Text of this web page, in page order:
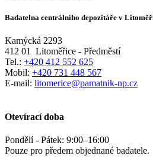
Badatelna centrálního depozitáře v
Kamýcká 2293
412 01
Litoměřice - Předměstí
Tel.: +420 412 552 625
Mobil: +420 731 448 567
E-mail: litomerice@pamatnik-np.cz
Otevírací doba
Pondělí - Pátek: 9:00–16:00
Pouze pro předem objednané badatele.